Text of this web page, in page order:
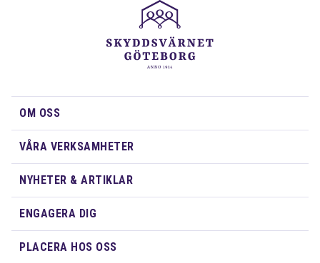
OM OSS
VÅRA VERKSAMHETER
NYHETER & ARTIKLAR
ENGAGERA DIG
PLACERA HOS OSS